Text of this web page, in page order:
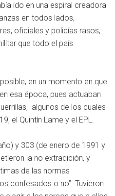
ido en una espiral creadora
en todos lados,
oficiales y policías rasos,
que todo el país
en un momento en que
esa época, pues actuaban
algunos de los cuales
el Quintín Lame y el EPL.
y 303 (de enero de 1991 y
la no extradición, y
de las normas
confesados o no”. Tuvieron